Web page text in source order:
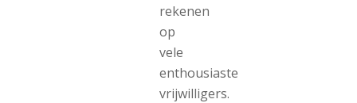
rekenen
op
vele
enthousiaste
vrijwilligers.